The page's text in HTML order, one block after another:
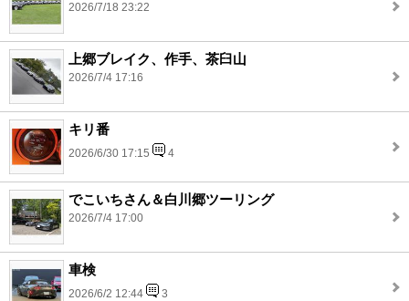
2026/7/18 23:22
上郷ブレイク、作手、茶臼山
2026/7/4 17:16
キリ番
2026/6/30 17:15 4
でこいちさん＆白川郷ツーリング
2026/7/4 17:00
車検
2026/6/2 12:44 3